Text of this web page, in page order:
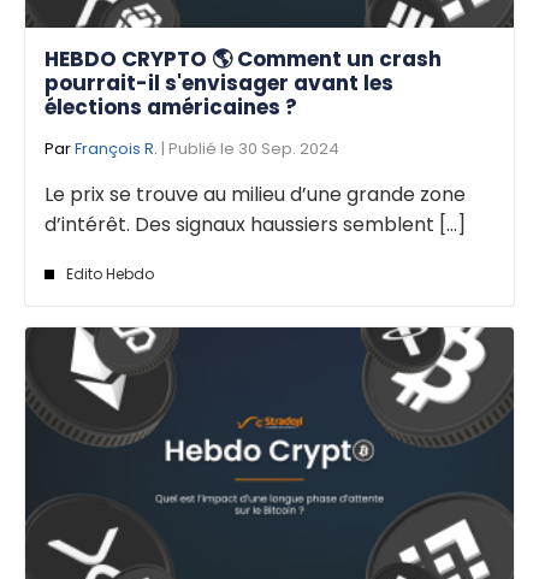
HEBDO CRYPTO 🌎 Comment un crash
pourrait-il s'envisager avant les
élections américaines ?
ParFrançois R. | Publié le 30 Sep. 2024
Le prix se trouve au milieu d’une grande zone
d’intérêt. Des signaux haussiers semblent [...]
Edito Hebdo